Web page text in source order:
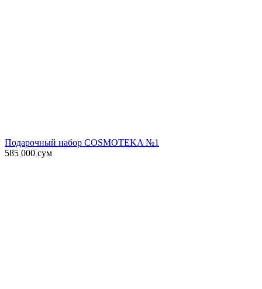
Подарочный набор COSMOTEKA №1
585 000 сум